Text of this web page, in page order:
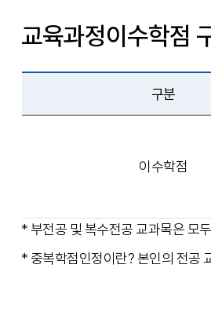
교육과정이수학점
구분
이수학점
* 부전공 및 복수전공 교과목은 모
* 중복학점인정이란? 본인의 전공